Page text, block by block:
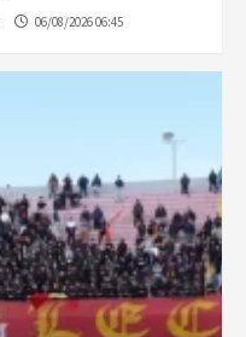
06/08/2026 06:45